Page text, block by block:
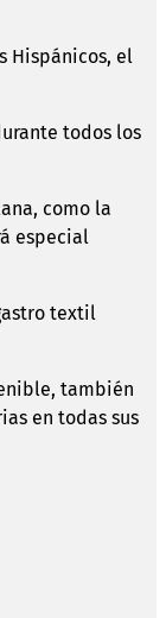
Hispánicos, el
todos los
como la
especial
textil
también
en todas sus